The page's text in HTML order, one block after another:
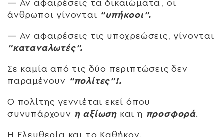
— Αν αφαιρέσεις τα δικαιώματα, οι
άνθρωποι γίνονται “υπήκοοι”.
— Αν αφαιρέσεις τις υποχρεώσεις, γίνονται
“καταναλωτές”.
Σε καμία από τις δύο περιπτώσεις δεν
παραμένουν
“πολίτες”!.
Ο πολίτης γεννιέται εκεί όπου
συνυπάρχουν η αξίωση και η προσφορά.
Η Ελευθερία και το Καθήκον.